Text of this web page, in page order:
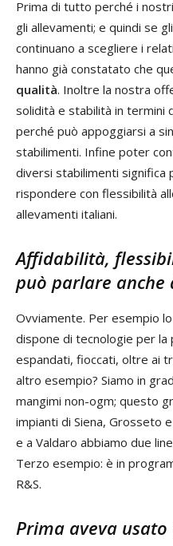
Prima di tutto perché i
gli allevamenti; e quindi se
continuano a scegliere i
hanno già constatato che
qualità. Inoltre la nostra
solidità e stabilità in termini
perché può appoggiarsi a
stabilimenti. Infine poter
diversi stabilimenti significa
rispondere con flessibilità
allevamenti italiani.
Affidabilità,
può parlare anche
Ovviamente. Per esempio
dispone di tecnologie per la
espandati, fioccati, oltre ai
altro esempio? Siamo in
mangimi non-ogm; questo
impianti di Siena, Grosseto
e a Valdaro abbiamo due
Terzo esempio: è in
R&S.
Prima aveva